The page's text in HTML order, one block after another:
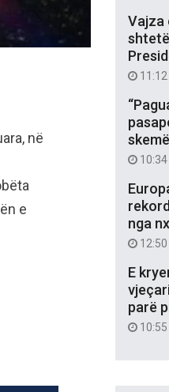
në
e
Vajza
11:12
10:34
nga
12:50
E
parë
10:55